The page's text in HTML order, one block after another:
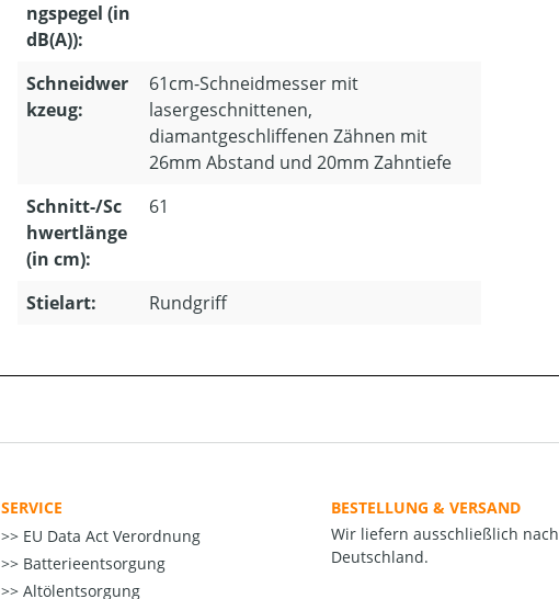
ngspegel (in
dB(A)):
Schneidwer
kzeug:
61cm-Schneidmesser mit
lasergeschnittenen,
diamantgeschliffenen Zähnen mit
26mm Abstand und 20mm Zahntiefe
Schnitt-/Sc
hwertlänge
(in cm):
61
Stielart: Rundgriff
SERVICE
EU Data Act Verordnung
Batterieentsorgung
Altölentsorgung
BESTELLUNG & VERSAND
Wir liefern ausschließlich nach
Deutschland.